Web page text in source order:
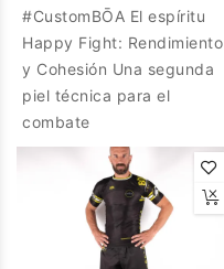
#CustomBŌA El espíritu
Happy Fight: Rendimiento
y Cohesión Una segunda
piel técnica para el
combate